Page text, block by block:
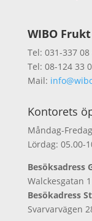
WIBO
Tel: 031-337
Tel: 08-124 33
Mail:
Kontorets
Måndag-
Lördag: 05.00-
Besöksadress
Walckesgatan
Besökadress
Svarvarvägen